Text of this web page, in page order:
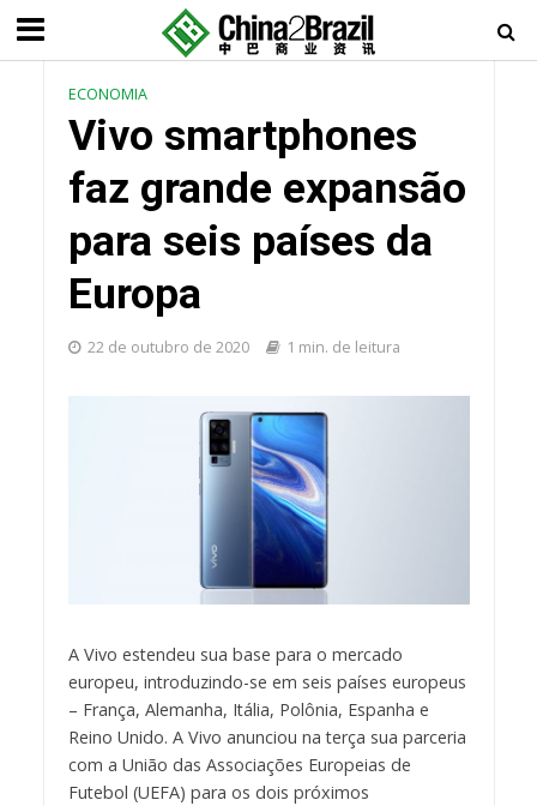
ECONOMIA
Vivo smartphones
faz grande expansão
para seis países da
Europa
22 de outubro de 2020 1 min. de leitura
A Vivo estendeu sua base para o mercado
europeu, introduzindo-se em seis países europeus
– França, Alemanha, Itália, Polônia, Espanha e
Reino Unido. A Vivo anunciou na terça sua parceria
com a União das Associações Europeias de
Futebol (UEFA) para os dois próximos